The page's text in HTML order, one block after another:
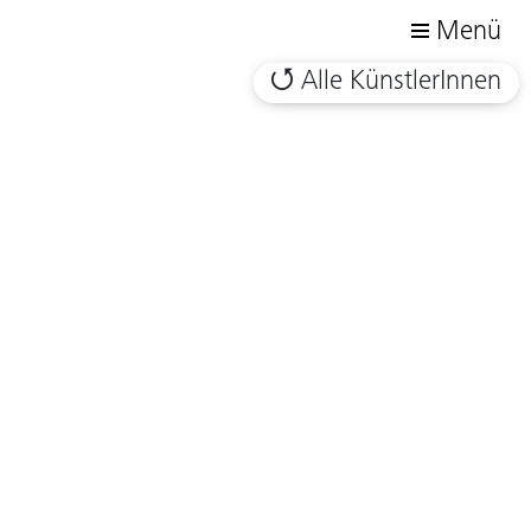
Menü
Alle KünstlerInnen